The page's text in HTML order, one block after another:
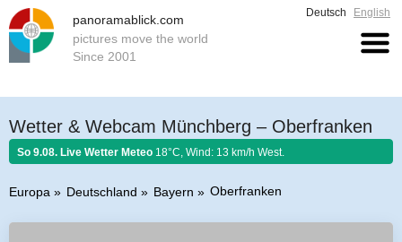
panoramablick.com
pictures move the world
Since 2001
Deutsch English
Wetter & Webcam Münchberg – Oberfranken
So 9.08. Live Wetter Meteo 18°C, Wind: 13 km/h West.
Europa Deutschland Bayern Oberfranken